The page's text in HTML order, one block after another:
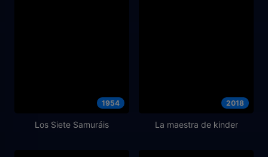
1954
Los Siete Samuráis
2018
La maestra de kinder